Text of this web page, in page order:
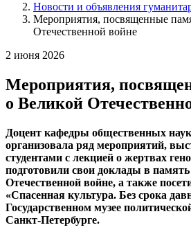
Новости и объявления
Мероприятия, посвященные
Отечественной войне
2 июня 2026
Мероприятия,
о Великой
Доцент кафедры общественных
организовала ряд мероприятий,
студентами с лекцией о жертвах
подготовили свои доклады в
Отечественной войне, а также
«Спасенная культура. Без срока
Государственном музее
Санкт-Петербурге.